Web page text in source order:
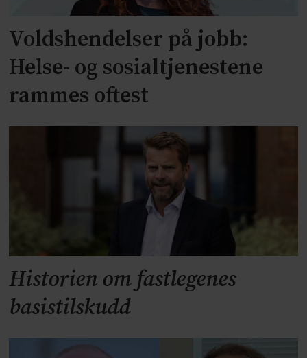
Voldshendelser på jobb:
Helse- og sosialtjenestene
rammes oftest
Historien om fastlegenes
basistilskudd